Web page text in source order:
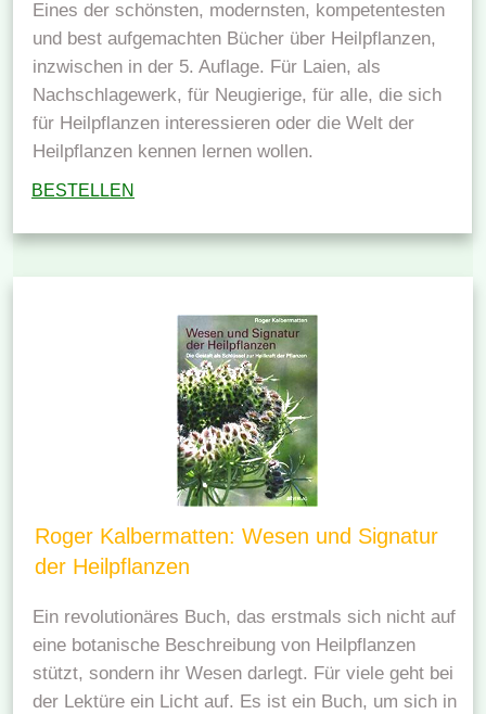
Eines der schönsten, modernsten, kompetentesten
und best aufgemachten Bücher über Heilpflanzen,
inzwischen in der 5. Auflage. Für Laien, als
Nachschlagewerk, für Neugierige, für alle, die sich
für Heilpflanzen interessieren oder die Welt der
Heilpflanzen kennen lernen wollen.
BESTELLEN
Roger Kalbermatten: Wesen und Signatur
der Heilpflanzen
Ein revolutionäres Buch, das erstmals sich nicht auf
eine botanische Beschreibung von Heilpflanzen
stützt, sondern ihr Wesen darlegt. Für viele geht bei
der Lektüre ein Licht auf. Es ist ein Buch, um sich in